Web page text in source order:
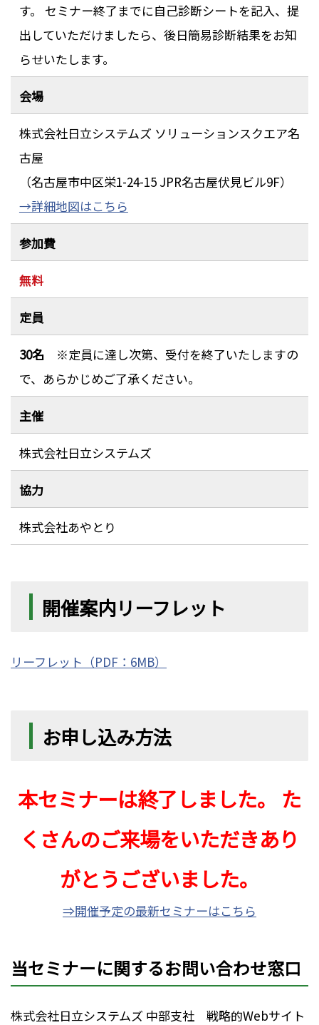
す。 セミナー終了までに自己診断シートを記入、提
出していただけましたら、後日簡易診断結果をお知
らせいたします。
会場
株式会社日立システムズ ソリューションスクエア名
古屋
（名古屋市中区栄1-24-15 JPR名古屋伏見ビル9F）
→詳細地図はこちら
参加費
無料
定員
30名※定員に達し次第、受付を終了いたしますの
で、あらかじめご了承ください。
主催
株式会社日立システムズ
協力
株式会社あやとり
開催案内リーフレット
リーフレット（PDF：6MB）
お申し込み方法
本セミナーは終了しました。
た
くさんのご来場をいただきあり
がとうございました。
⇒開催予定の最新セミナーはこちら
当セミナーに関するお問い合わせ窓口
株式会社日立システムズ 中部支社 戦略的Webサイト